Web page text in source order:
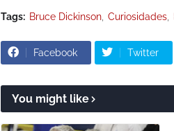
Tags: Bruce Dickinson Curiosidades
Facebook Twitter
You might like